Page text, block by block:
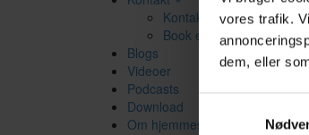
vores trafik.
dem, eller
Kontakt os
Book et møde
Blogs
Videoer
Podcasts
Download
Om hjemmesiden